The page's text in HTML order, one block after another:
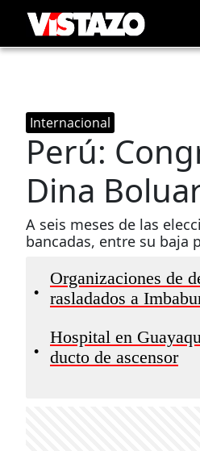
Internacional
Perú:
Dina
A seis meses de las
bancadas, entre su baja
•
Organizaciones de
rasladados a
•
Hospital en
ducto de ascensor